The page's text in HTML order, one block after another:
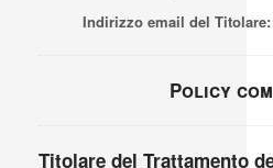
Indirizzo email del Titolare:
Policy
Titolare del Trattamento